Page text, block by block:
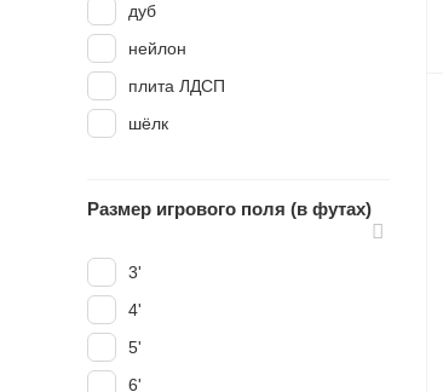
дуб
нейлон
плита ЛДСП
шёлк
Размер игрового поля (в футах)
3'
4'
5'
6'